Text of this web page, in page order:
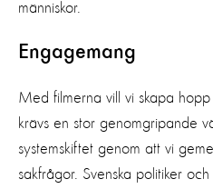
människor.
Engagemang
Med filmerna vill vi skapa
krävs en stor genomgripande
systemskiftet genom att vi
sakfrågor. Svenska politiker